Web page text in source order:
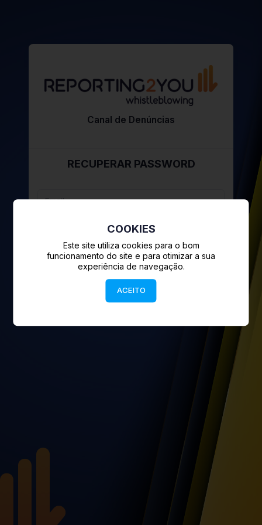
COOKIES
Este site utiliza cookies para o bom
funcionamento do site e para otimizar a sua
experiência de navegação.
ACEITO
Canal de Denúncias
RECUPERAR PASSWORD
ENTRAR